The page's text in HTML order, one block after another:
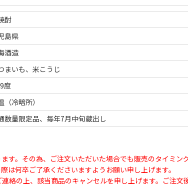
酎
島県
酒造
まいも、米こうじ
度
（冷暗所）
数量限定品、毎年7月中旬蔵出し
す。その為、ご注文いただいた場合でも販売のタイミ
何卒ご了承くださいますようお願い申し上げます。
絡の上、該当商品のキャンセルを申し上げます。ご注